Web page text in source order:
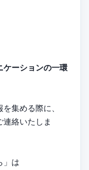
ケーションの一環
集める際に、
連絡いたしま
」は